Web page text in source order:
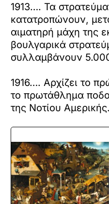
1913…. Τα
κατατροπώνουν,
αιματηρή μάχη της
βουλγαρικά
συλλαμβάνουν
1916…. Αρχίζει το
το πρωτάθλημα
της Νοτίου Αμερικής.